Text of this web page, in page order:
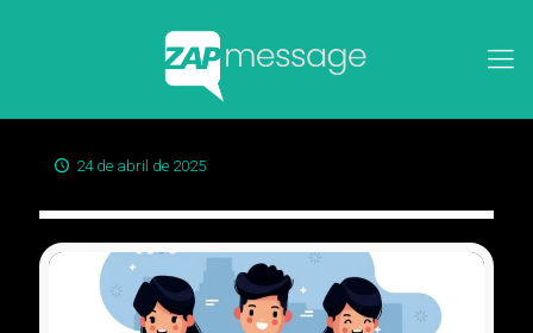
24 de abril de 2025